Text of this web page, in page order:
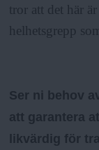
tror att det här
helhetsgrepp
Ser ni behov
att garantera
likvärdig för